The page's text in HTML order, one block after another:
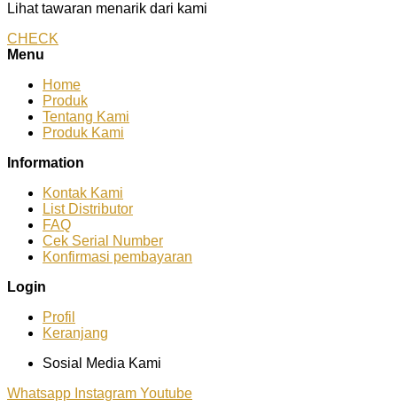
Lihat tawaran menarik dari kami
CHECK
Menu
Home
Produk
Tentang Kami
Produk Kami
Information
Kontak Kami
List Distributor
FAQ
Cek Serial Number
Konfirmasi pembayaran
Login
Profil
Keranjang
Sosial Media Kami
Whatsapp Instagram Youtube